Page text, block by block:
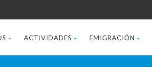
ACTIVIDADES EMIGRACIÓN